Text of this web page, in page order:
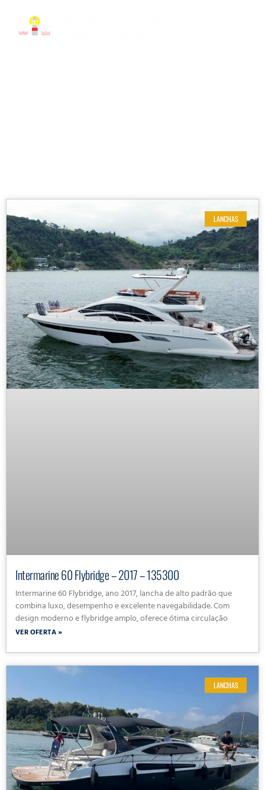
LANCHAS
Intermarine 60 Flybridge – 2017 – 135300
Intermarine 60 Flybridge, ano 2017, lancha de alto padrão que
combina luxo, desempenho e excelente navegabilidade. Com
design moderno e flybridge amplo, oferece ótima circulação
VER OFERTA »
LANCHAS